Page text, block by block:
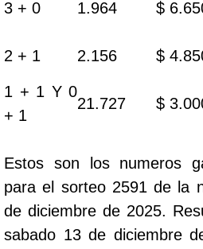
3 + 0 1.964 $
2 + 1 2.156 $
1 + 1 Y 0
+ 1
21.727 $
Estos son los numeros
para el sorteo 2591 de la
de diciembre de 2025.
sabado 13 de diciembre